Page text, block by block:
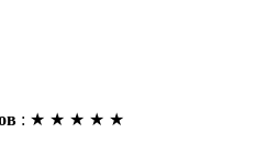
: ★ ★ ★ ★ ★